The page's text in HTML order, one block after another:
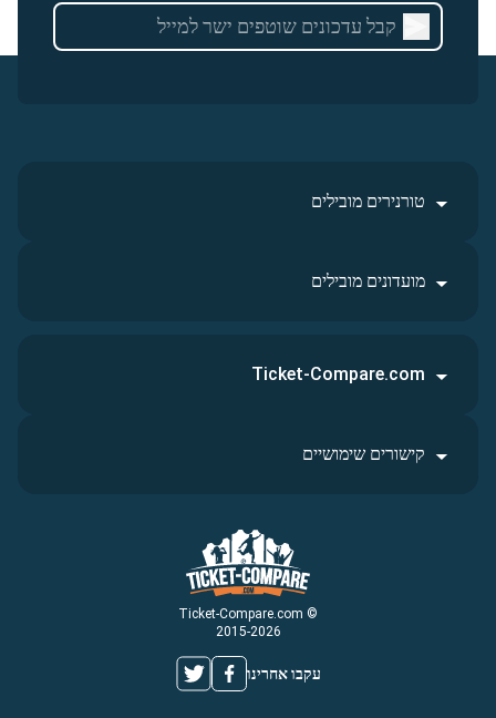
טורנירים מובילים
מועדונים מובילים
© Ticket-Compare.com
2015-2026
עקבו אחרינו
Ticket-Compare.com
קישורים שימושיים